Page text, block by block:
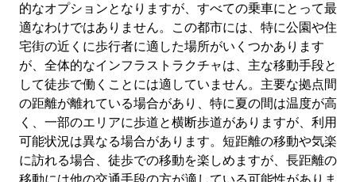
的なオプションとなりますが、すべての乗車にとって最
適なわけではありません。この都市には、特に公園や住
宅街の近くに歩行者に適した場所がいくつかあります
が、全体的なインフラストラクチャは、主な移動手段と
して徒歩で働くことには適していません。主要な拠点間
の距離が離れている場合があり、特に夏の間は温度が高
く、一部のエリアに歩道と横断歩道がありますが、利用
可能状況は異なる場合があります。短距離の移動や気楽
に訪れる場合、徒歩での移動を楽しめますが、長距離の